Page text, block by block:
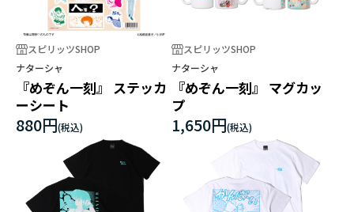
スピリッツSHOP
ナターシャ
『めぞん一刻』 ステッカ
ーシート
880円
スピリッツSHOP
ナターシャ
『めぞん一刻』 マグカッ
プ
1,650円